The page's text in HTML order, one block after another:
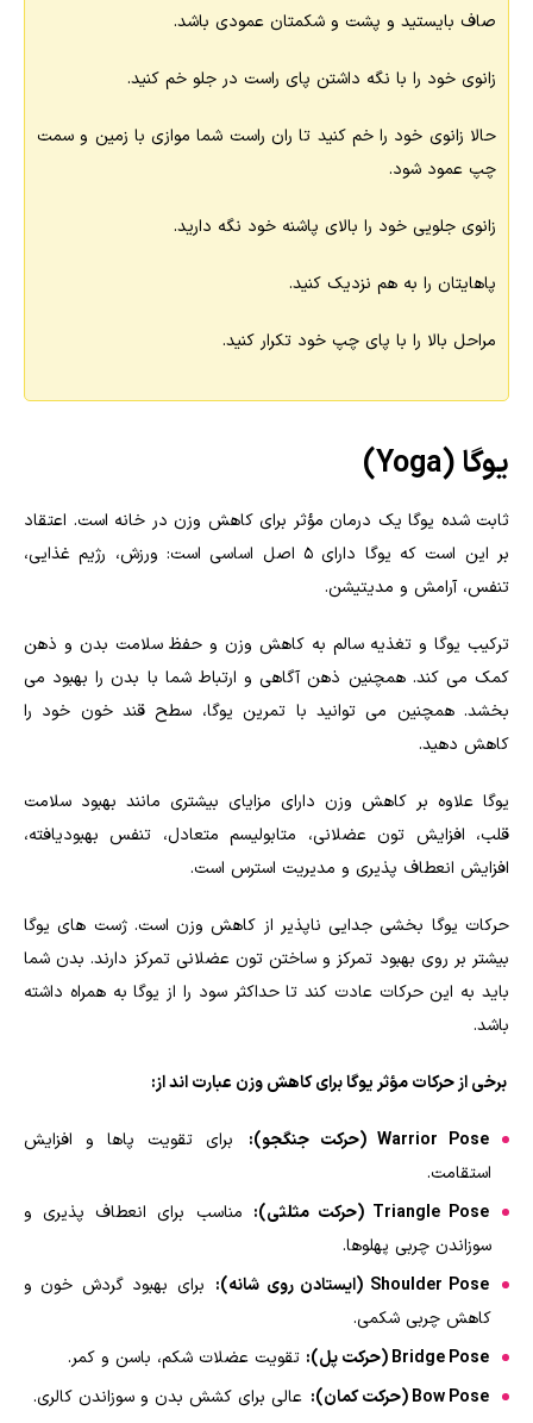
صاف بایستید و پشت و شکمتان عمودی باشد.
زانوی خود را با نگه داشتن پای راست در جلو خم کنید.
حالا زانوی خود را خم کنید تا ران راست شما موازی با زمین و سمت
چپ عمود شود.
زانوی جلویی خود را بالای پاشنه خود نگه دارید.
پاهایتان را به هم نزدیک کنید.
مراحل بالا را با پای چپ خود تکرار کنید.
یوگا (Yoga)
ثابت شده یوگا یک درمان مؤثر برای کاهش وزن در خانه است. اعتقاد
بر این است که یوگا دارای 5 اصل اساسی است: ورزش، رژیم غذایی،
تنفس، آرامش و مدیتیشن.
ترکیب یوگا و تغذیه سالم به کاهش وزن و حفظ سلامت بدن و ذهن
کمک می کند. همچنین ذهن آگاهی و ارتباط شما با بدن را بهبود می
بخشد. همچنین می توانید با تمرین یوگا، سطح قند خون خود را
کاهش دهید.
یوگا علاوه بر کاهش وزن دارای مزایای بیشتری مانند بهبود سلامت
قلب، افزایش تون عضلانی، متابولیسم متعادل، تنفس بهبودیافته،
افزایش انعطاف پذیری و مدیریت استرس است.
حرکات یوگا بخشی جدایی ناپذیر از کاهش وزن است. ژست های یوگا
بیشتر بر روی بهبود تمرکز و ساختن تون عضلانی تمرکز دارند. بدن شما
باید به این حرکات عادت کند تا حداکثر سود را از یوگا به همراه داشته
باشد.
برخی از حرکات مؤثر یوگا برای کاهش وزن عبارت اند از:
Warrior Pose (حرکت جنگجو):
برای تقویت پاها و افزایش
استقامت.
Triangle Pose (حرکت مثلثی):
مناسب برای انعطاف پذیری و
سوزاندن چربی پهلوها.
Shoulder Pose (ایستادن روی شانه):
برای بهبود گردش خون و
کاهش چربی شکمی.
Bridge Pose (حرکت پل):
تقویت عضلات شکم، باسن و کمر.
Bow Pose (حرکت کمان):
عالی برای کشش بدن و سوزاندن کالری.